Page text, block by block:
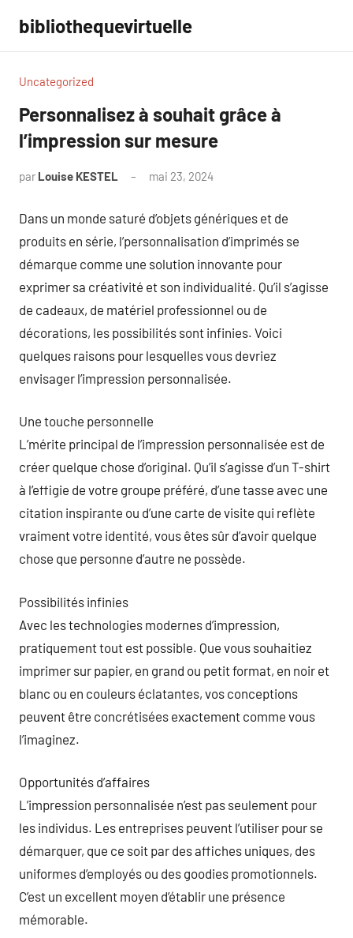
contenu
bibliothequevirtuelle
Uncategorized
Personnalisez à souhait grâce à
l’impression sur mesure
par Louise KESTEL mai 23, 2024
Dans un monde saturé d’objets génériques et de
produits en série, l’personnalisation d’imprimés se
démarque comme une solution innovante pour
exprimer sa créativité et son individualité. Qu’il s’agisse
de cadeaux, de matériel professionnel ou de
décorations, les possibilités sont infinies. Voici
quelques raisons pour lesquelles vous devriez
envisager l’impression personnalisée.
Une touche personnelle
L’mérite principal de l’impression personnalisée est de
créer quelque chose d’original. Qu’il s’agisse d’un T-shirt
à l’effigie de votre groupe préféré, d’une tasse avec une
citation inspirante ou d’une carte de visite qui reflète
vraiment votre identité, vous êtes sûr d’avoir quelque
chose que personne d’autre ne possède.
Possibilités infinies
Avec les technologies modernes d’impression,
pratiquement tout est possible. Que vous souhaitiez
imprimer sur papier, en grand ou petit format, en noir et
blanc ou en couleurs éclatantes, vos conceptions
peuvent être concrétisées exactement comme vous
l’imaginez.
Opportunités d’affaires
L’impression personnalisée n’est pas seulement pour
les individus. Les entreprises peuvent l’utiliser pour se
démarquer, que ce soit par des affiches uniques, des
uniformes d’employés ou des goodies promotionnels.
C’est un excellent moyen d’établir une présence
mémorable.